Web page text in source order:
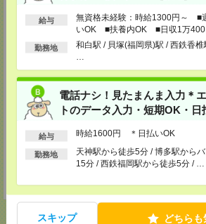
給与
無資格未経験：時給1300円～ ■
いOK ■扶養内OK ■日収1万400
以上
勤務地
和白駅 / 貝塚(福岡県)駅 / 西鉄香椎
電話ナシ！見たまんま入力＊
トのデータ入力・短期OK・
給与 時給1600円 ＊日払いOK
勤務地
天神駅から徒歩5分 / 博多駅からバ
15分 / 西鉄福岡駅から徒歩5分 / …
スキップ どちらも
メディカルケア事業部 小倉オフィス
福岡県北九州市小倉北区米町1-3-1 明治安田生命
TEL：0120-802-274
tenshoku@nikken-ts.jp
担当：採用担当
メディカルケア事業部 熊本オフィス
熊本県熊本市中央区花畑町1-7 MY熊本ビル2F
TEL：0120-917-473
tenshoku@nikken-ts.jp
担当：採用担当
登録交通費